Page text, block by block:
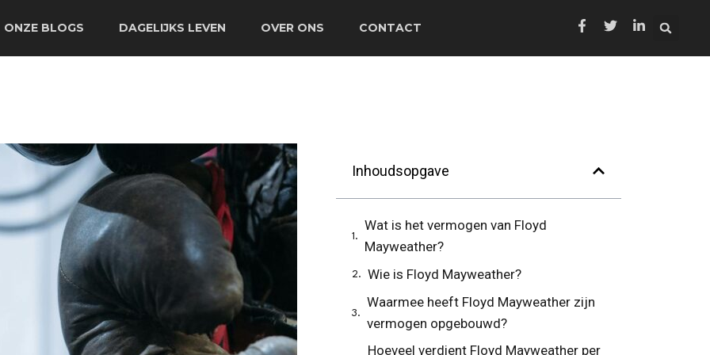
ONZE BLOGS DAGELIJKS LEVEN OVER ONS CONTACT
Inhoudsopgave
Wat is het vermogen van Floyd
Mayweather?
Wie is Floyd Mayweather?
Waarmee heeft Floyd Mayweather zijn
vermogen opgebouwd?
Hoeveel verdient Floyd Mayweather per